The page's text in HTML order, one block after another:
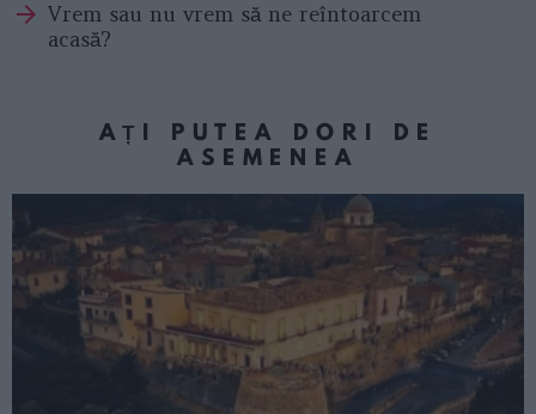
Vrem sau nu vrem să ne reîntoarcem
acasă?
AȚI PUTEA DORI DE
ASEMENEA